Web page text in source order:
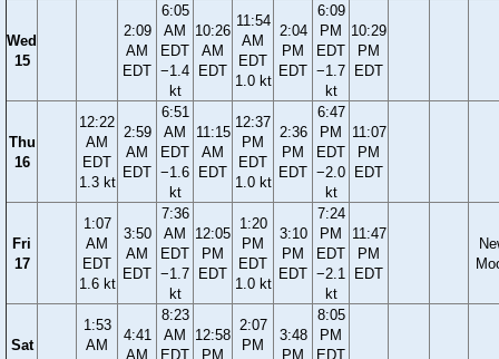
Wed
15
2:09
AM
EDT
6:05
AM
EDT
−1.4
kt
10:26
AM
EDT
11:54
AM
EDT
1.0 kt
2:04
PM
EDT
6:09
PM
EDT
−1.7
kt
10:29
PM
EDT
Thu
16
12:22
AM
EDT
1.3 kt
2:59
AM
EDT
6:51
AM
EDT
−1.6
kt
11:15
AM
EDT
12:37
PM
EDT
1.0 kt
2:36
PM
EDT
6:47
PM
EDT
−2.0
kt
11:07
PM
EDT
Fri
17
1:07
AM
EDT
1.6 kt
3:50
AM
EDT
7:36
AM
EDT
−1.7
kt
12:05
PM
EDT
1:20
PM
EDT
1.0 kt
3:10
PM
EDT
7:24
PM
EDT
−2.1
kt
11:47
PM
EDT
Sat
1:53
AM
4:41
AM
8:23
AM
EDT
12:58
PM
2:07
PM
3:48
PM
8:05
PM
EDT